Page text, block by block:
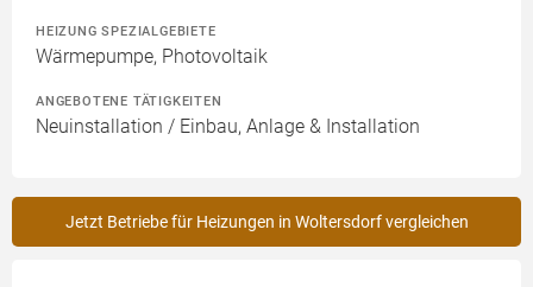
HEIZUNG SPEZIALGEBIETE
Wärmepumpe, Photovoltaik
ANGEBOTENE TÄTIGKEITEN
Neuinstallation / Einbau, Anlage & Installation
Jetzt Betriebe für Heizungen in Woltersdorf vergleichen